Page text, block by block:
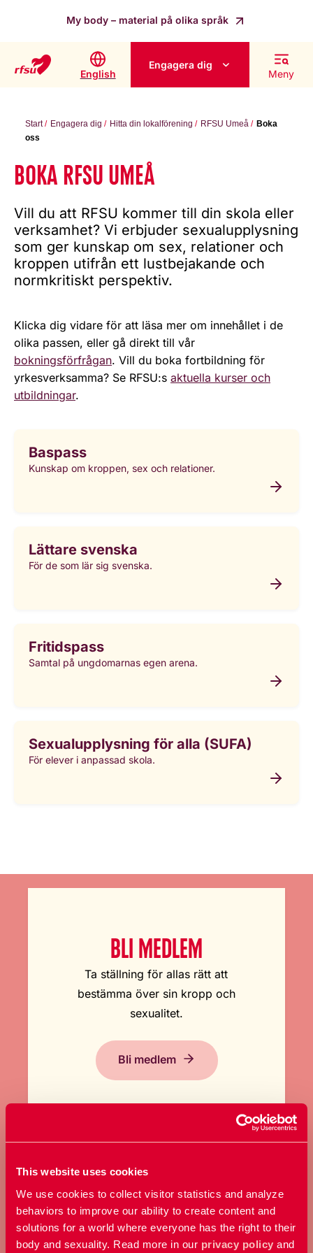
This website uses cookies
We use cookies to collect visitor statistics and analyze
behaviors to improve our ability to create content and
solutions for a world where everyone has the right to their
body and sexuality. Read more in our privacy policy and
My body – material på olika språk
English
Engagera dig
Meny
Start Engagera dig Hitta din lokalförening RFSU Umeå
Boka
oss
BOKA RFSU UMEÅ
Vill du att RFSU kommer till din skola eller
verksamhet? Vi erbjuder sexualupplysning
som ger kunskap om sex, relationer och
kroppen utifrån ett lustbejakande och
normkritiskt perspektiv.
Klicka dig vidare för att läsa mer om innehållet i de
olika passen, eller gå direkt till vår
bokningsförfrågan. Vill du boka fortbildning för
yrkesverksamma? Se RFSU:s aktuella kurser och
utbildningar.
Baspass
Kunskap om kroppen, sex och relationer.
Lättare svenska
För de som lär sig svenska.
Fritidspass
Samtal på ungdomarnas egen arena.
Sexualupplysning för alla (SUFA)
För elever i anpassad skola.
BLI MEDLEM
Ta ställning för allas rätt att
bestämma över sin kropp och
sexualitet.
Bli medlem
GE EN GÅVA
Bidra med ett valfritt belopp och